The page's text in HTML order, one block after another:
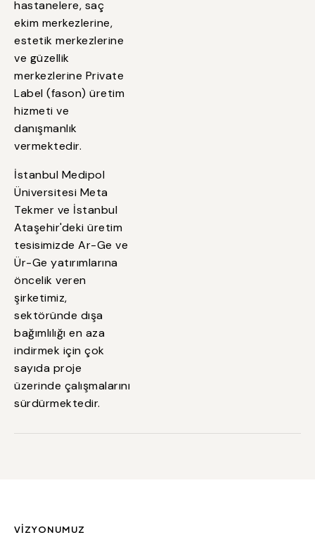
hastanelere, saç
ekim merkezlerine,
estetik merkezlerine
ve güzellik
merkezlerine Private
Label (fason) üretim
hizmeti ve
danışmanlık
vermektedir.
İstanbul Medipol
Üniversitesi Meta
Tekmer ve İstanbul
Ataşehir'deki üretim
tesisimizde Ar-Ge ve
Ür-Ge yatırımlarına
öncelik veren
şirketimiz,
sektöründe dışa
bağımlılığı en aza
indirmek için çok
sayıda proje
üzerinde çalışmalarını
sürdürmektedir.
VIZYONUMUZ